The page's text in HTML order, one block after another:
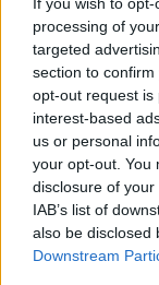
processing of
targeted
section to
opt-out request is
interest-based
us or personal
your opt-out. You
disclosure of
IAB’s list of
also be disclosed
Downstream
Σχετικά Άρθρα